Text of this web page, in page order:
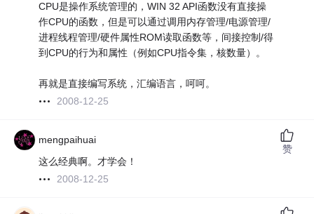
CPU是操作系统管理的，WIN 32 API函数没有直接操
作CPU的函数，但是可以通过调用内存管理/电源管理/
进程线程管理/硬件属性ROM读取函数等，间接控制/得
到CPU的行为和属性（例如CPU指令集，核数量）。
再就是直接编写系统，汇编语言，呵呵。
2008-12-25
mengpaihuai
这么经典啊。才学会！
2008-12-25
赞